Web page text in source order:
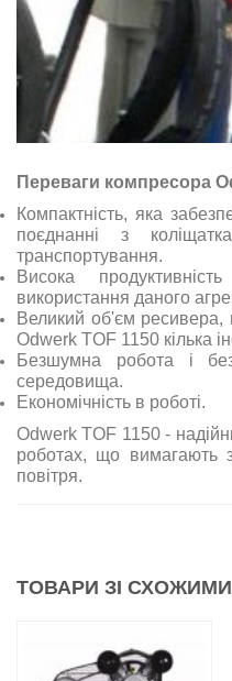
Переваги компресора
Компактність, яка
поєднанні з
транспортування.
Висока
використання даного
Великий об'єм ресивера,
Odwerk TOF 1150 кілька
Безшумна робота і
середовища.
Економічність в роботі.
Odwerk TOF 1150 -
роботах, що вимагають
повітря.
ТОВАРИ ЗІ